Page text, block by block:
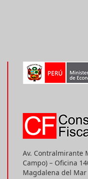
Av. Contralmirante
Campo) – Oficina
Magdalena del Mar